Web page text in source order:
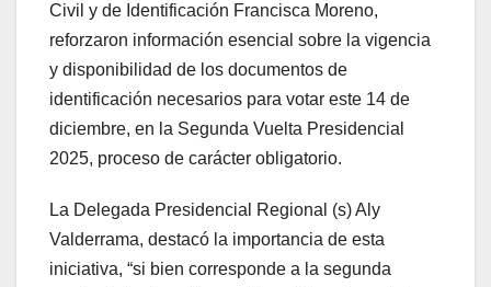
Civil y de Identificación Francisca Moreno,
reforzaron información esencial sobre la vigencia
y disponibilidad de los documentos de
identificación necesarios para votar este 14 de
diciembre, en la Segunda Vuelta Presidencial
2025, proceso de carácter obligatorio.
La Delegada Presidencial Regional (s) Aly
Valderrama, destacó la importancia de esta
iniciativa, “si bien corresponde a la segunda